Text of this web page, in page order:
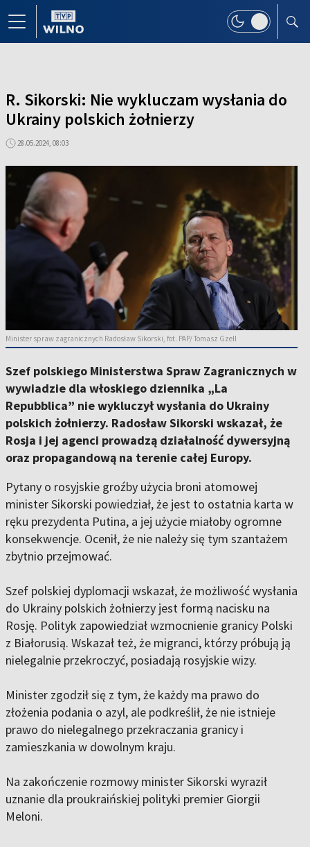
R. Sikorski: Nie wykluczam wysłania do
Ukrainy polskich żołnierzy
28.05.2024, 08:03
Minister spraw zagranicznych Radosław Sikorski, fot. PAP/ Tomasz Gzell
Szef polskiego Ministerstwa Spraw Zagranicznych w
wywiadzie dla włoskiego dziennika „La
Repubblica” nie wykluczył wysłania do Ukrainy
polskich żołnierzy. Radosław Sikorski wskazał, że
Rosja i jej agenci prowadzą działalność dywersyjną
oraz propagandową na terenie całej Europy.
Pytany o rosyjskie groźby użycia broni atomowej
minister Sikorski powiedział, że jest to ostatnia karta w
ręku prezydenta Putina, a jej użycie miałoby ogromne
konsekwencje. Ocenił, że nie należy się tym szantażem
zbytnio przejmować.
Szef polskiej dyplomacji wskazał, że możliwość wysłania
do Ukrainy polskich żołnierzy jest formą nacisku na
Rosję. Polityk zapowiedział wzmocnienie granicy Polski
z Białorusią. Wskazał też, że migranci, którzy próbują ją
nielegalnie przekroczyć, posiadają rosyjskie wizy.
Minister zgodził się z tym, że każdy ma prawo do
złożenia podania o azyl, ale podkreślił, że nie istnieje
prawo do nielegalnego przekraczania granicy i
zamieszkania w dowolnym kraju.
Na zakończenie rozmowy minister Sikorski wyraził
uznanie dla proukraińskiej polityki premier Giorgii
Meloni.